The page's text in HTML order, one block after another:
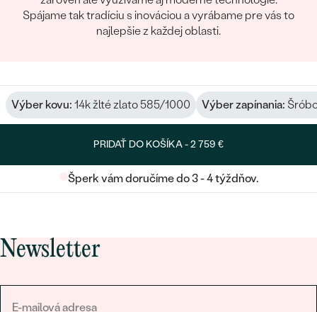
Spájame tak tradíciu s inováciou a vyrábame pre vás to
najlepšie z každej oblasti.
Výber kovu: 14k žlté zlato 585/1000 Výber zapínania:
PRIDAŤ DO KOŠÍKA -2 759 €
Šperk vám doručíme do 3 - 4 týždňov.
Newsletter